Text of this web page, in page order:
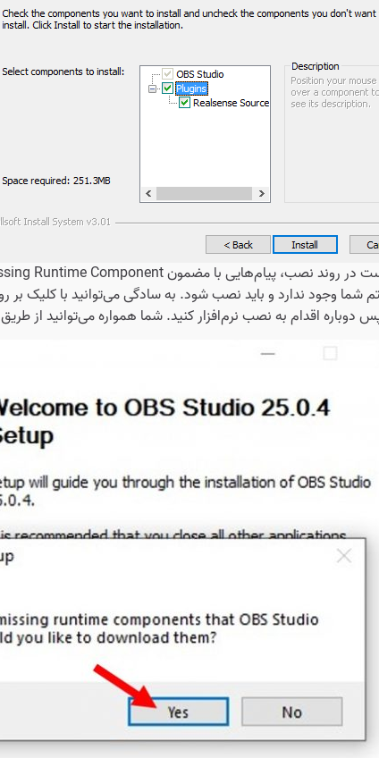
دوباره اقدام به نصب نرم‌افزار کنید. شما همواره می‌توانید از طریق